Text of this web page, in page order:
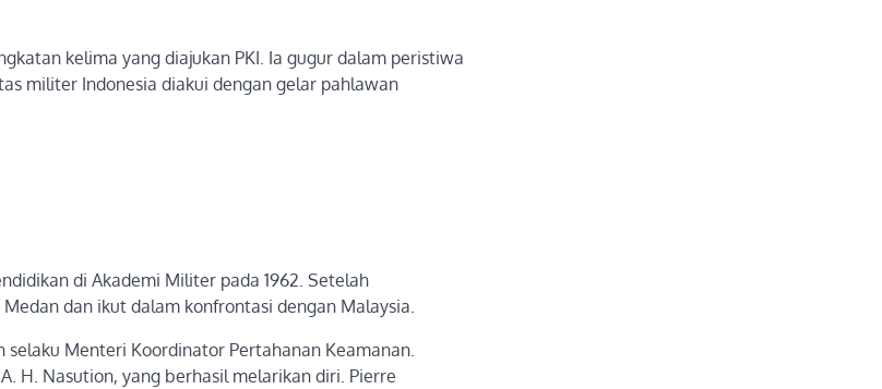
kelima yang diajukan PKI. Ia gugur dalam peristiwa
militer Indonesia diakui dengan gelar pahlawan
di Akademi Militer pada 1962. Setelah
dan ikut dalam konfrontasi dengan Malaysia.
selaku Menteri Koordinator Pertahanan Keamanan.
H. Nasution, yang berhasil melarikan diri. Pierre